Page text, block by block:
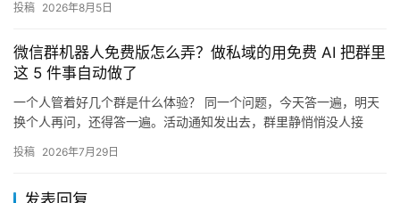
投稿 2026年8月5日
微信群机器人免费版怎么弄？做私域的用免费 AI 把群里
这 5 件事自动做了
一个人管着好几个群是什么体验？ 同一个问题，今天答一遍，明天
换个人再问，还得答一遍。活动通知发出去，群里静悄悄没人接
回…
投稿 2026年7月29日